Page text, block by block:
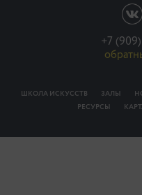
+7
ШКОЛА ИСКУССТВ ЗАЛЫ
РЕСУРСЫ